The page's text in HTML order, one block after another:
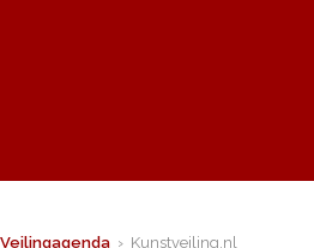
Veilingagenda › Kunstveiling.nl